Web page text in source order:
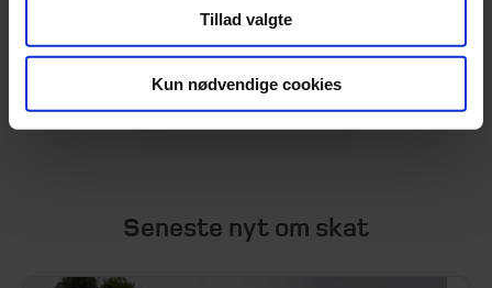
Tillad valgte
Kun nødvendige cookies
og hvad det vil betyde i praksis.
Find din specialist
Seneste nyt om skat